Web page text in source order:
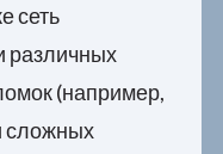
сеть
различных
(например,
сложных